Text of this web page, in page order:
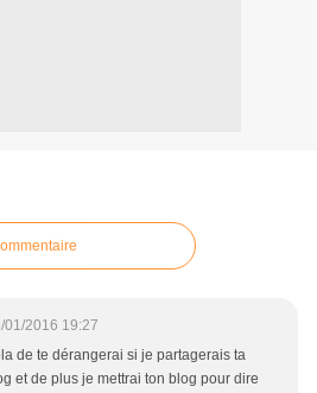
01/2016 19:27
de te dérangerai si je partagerais ta
et de plus je mettrai ton blog pour dire